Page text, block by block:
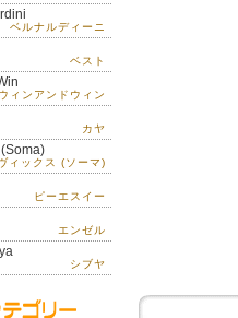
ベルナルディーニ
ベスト
ウィンアンドウィン
カヤ
ィックス (ソーマ)
ピーエスイー
エンゼル
シブヤ